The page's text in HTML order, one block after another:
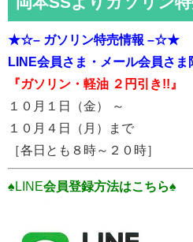
★☆– ガソリン特売情報 –☆★
LINE会員さま・ メール会員さま
『ガソリン・軽油 ２円引き!!』
１０月１日（金） ～
１０月４日（月）まで
［各日とも８時～２０時］
♠LINE会員登録方法はこちら♠